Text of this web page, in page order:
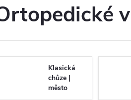
Klasická
chůze |
město